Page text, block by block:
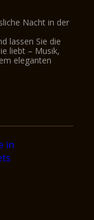
Nacht in der
lassen Sie die
liebt – Musik,
eleganten